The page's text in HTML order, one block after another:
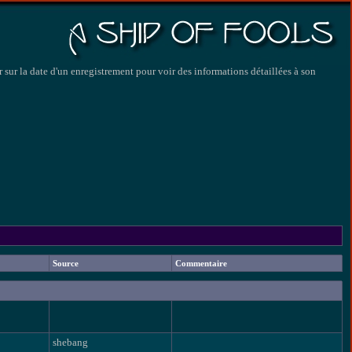
sur la date d'un enregistrement pour voir des informations détaillées à son
Source Commentaire
shebang